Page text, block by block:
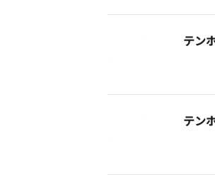
テン
テン